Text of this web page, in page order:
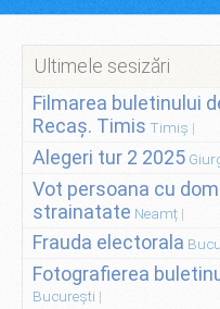
Ultimele sesizări
Filmarea buletinului
Recaș. Timis Timiș
Alegeri tur 2 2025
Vot persoana cu
strainatate Neamț
Frauda electorala
Fotografierea
București